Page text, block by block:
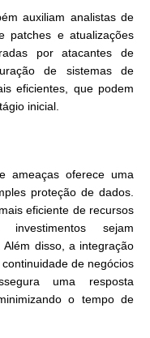
auxiliam analistas de
patches e atualizações
por atacantes de
de sistemas de
eficientes, que podem
inicial.
ameaças oferece uma
proteção de dados.
eficiente de recursos
sejam
disso, a integração
de negócios
uma resposta
o tempo de